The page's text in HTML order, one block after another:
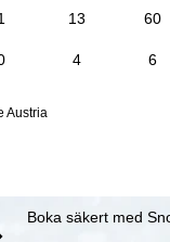
13 60
4 6
Austria
Boka säkert med